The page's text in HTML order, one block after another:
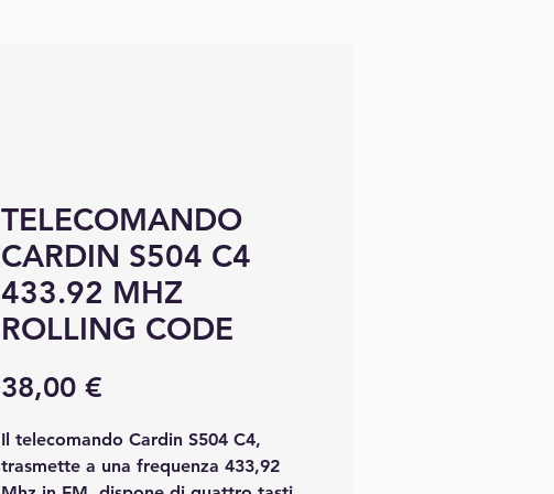
TELECOMANDO
CARDIN S504 C4
433.92 MHZ
ROLLING CODE
38,00 €
Il telecomando Cardin S504 C4,
trasmette a una frequenza 433,92